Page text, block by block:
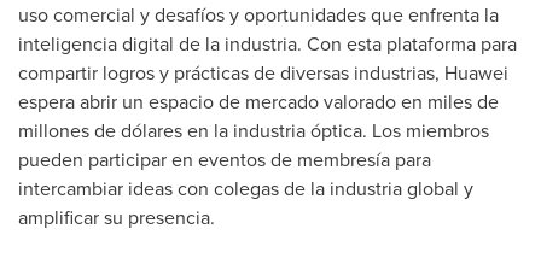
uso comercial y desafíos y oportunidades que enfrenta la
inteligencia digital de la industria. Con esta plataforma para
compartir logros y prácticas de diversas industrias, Huawei
espera abrir un espacio de mercado valorado en miles de
millones de dólares en la industria óptica. Los miembros
pueden participar en eventos de membresía para
intercambiar ideas con colegas de la industria global y
amplificar su presencia.